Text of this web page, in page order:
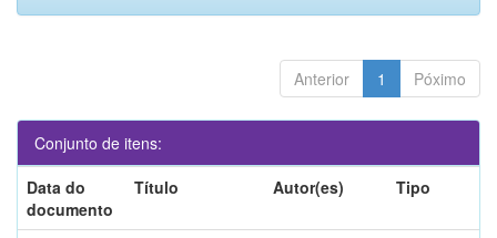
Anterior 1 Póximo
Conjunto de itens:
Data do
documento
Título Autor(es) Tipo